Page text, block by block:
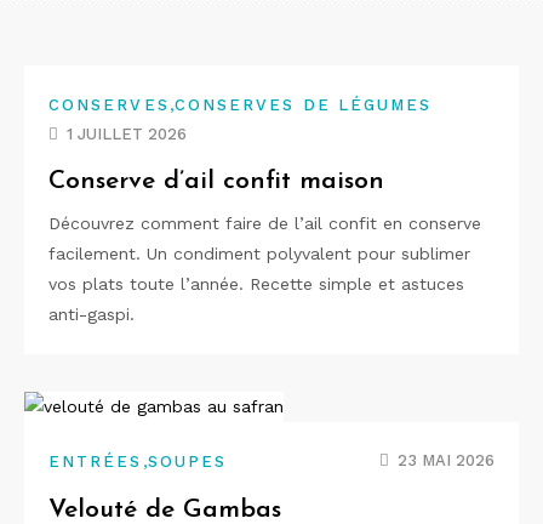
CONSERVES ,CONSERVES DE LÉGUMES
1 JUILLET 2026
Conserve d’ail confit maison
Découvrez comment faire de l’ail confit en conserve
facilement. Un condiment polyvalent pour sublimer
vos plats toute l’année. Recette simple et astuces
anti-gaspi.
ENTRÉES ,SOUPES 23 MAI 2026
Velouté de Gambas